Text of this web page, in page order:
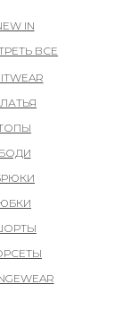
IN
ВСЕ
БОДИ